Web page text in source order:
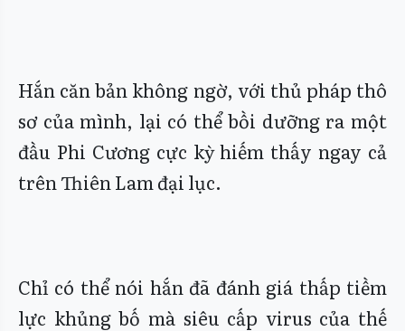
Hắn căn bản không ngờ, với thủ pháp thô
sơ của mình, lại có thể bồi dưỡng ra một
đầu Phi Cương cực kỳ hiếm thấy ngay cả
trên Thiên Lam đại lục.
Chỉ có thể nói hắn đã đánh giá thấp tiềm
lực khủng bố mà siêu cấp virus của thế